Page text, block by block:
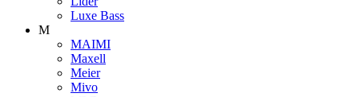
Luxe Bass
M
MAIMI
Maxell
Meier
Mivo